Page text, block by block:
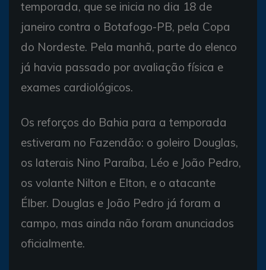
temporada, que se inicia no dia 18 de
janeiro contra o Botafogo-PB, pela Copa
do Nordeste. Pela manhã, parte do elenco
já havia passado por avaliação física e
exames cardiológicos.
Os reforços do Bahia para a temporada
estiveram no Fazendão: o goleiro Douglas,
os laterais Nino Paraíba, Léo e João Pedro,
os volante Nilton e Elton, e o atacante
Élber. Douglas e João Pedro já foram a
campo, mas ainda não foram anunciados
oficialmente.